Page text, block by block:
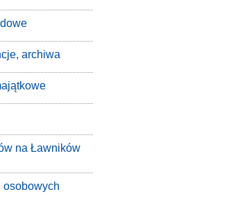
archiwa
na Ławników
osobowych